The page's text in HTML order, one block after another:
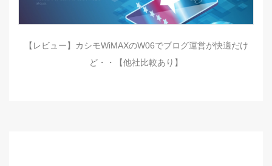
【レビュー】カシモWiMAXのW06でブログ運営が快適だけ
ど・・【他社比較あり】